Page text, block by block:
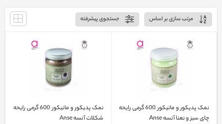
مرتب سازی بر اساس جستجوی پیشرفته
نمک پدیکور و مانیکور 600 گرمی رایحه
چای سبز و نعنا آنسه Anse
نمک پدیکور و مانیکور 600 گرمی رایحه
شکلات آنسه Anse